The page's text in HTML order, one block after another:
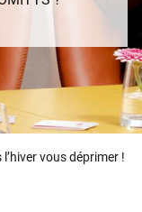
l’hiver vous déprimer !